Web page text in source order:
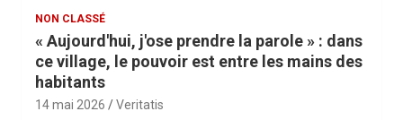
NON CLASSÉ
« Aujourd'hui, j'ose prendre la parole » : dans
ce village, le pouvoir est entre les mains des
habitants
14 mai 2026 Veritatis